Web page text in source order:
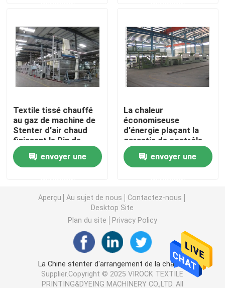
machine de finissage de stenter
stenter d'arrangement de la chaleur
Machine de Stenter d'air chaud
machine de stenter de textile
machine de stenter de tissu
Machine d'impression rotatoire d'écran
Machine de vapeur de boucle
Détendez une machine plus sèche
Textile tissé chauffé
au gaz de machine de
Stenter d'air chaud
finissant le Pin de
Stenter/agrafe
combinésenvoyer une
La chaleur
économiseuse
d'énergie plaçant la
garantie de contrôle
de PLC de textile de
machine de Stenter 1
an
envoyer une
Aperçu Au sujet de nous
Contactez-nous
Desktop Site
Plan du site
Privacy Policy
La Chine stenter d'arrangement de la chaleur
Supplier.Copyright © 2025 VIROCK TEXTILE
PRINTING&DYEING MACHINERY CO.,LTD. All